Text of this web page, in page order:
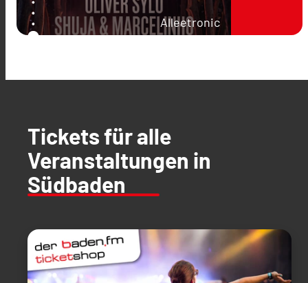
Alleetronic
Tickets für alle
Veranstaltungen in
Südbaden